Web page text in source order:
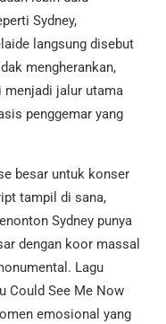
Sydney,
langsung disebut
mengherankan,
jalur utama
penggemar yang
besar untuk konser
tampil di sana,
Sydney punya
dengan koor massal
Lagu
Could See Me Now
emosional yang